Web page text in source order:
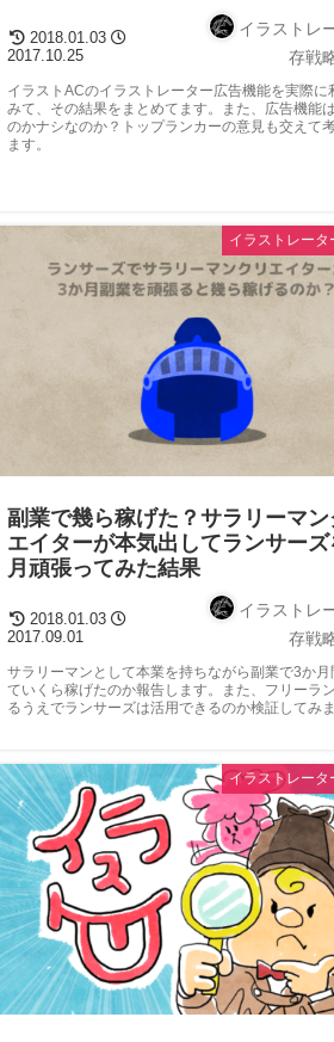
2018.01.03
2017.10.25
イラストレ
存戦
イラストACのイラストレーター広告機能を実際に
みて、その結果をまとめてます。また、広告機能
のかナシなのか？トップランカーの意見も交えて
ます。
イラストレータ
副業で幾ら稼げた？サラリーマン
エイターが本気出してランサー
月頑張ってみた結果
2018.01.03
2017.09.01
イラストレ
存戦
サラリーマンとして本業を持ちながら副業で3か月
ていくら稼げたのか報告します。また、フリーラ
るうえでランサーズは活用できるのか検証してみま
イラストレータ